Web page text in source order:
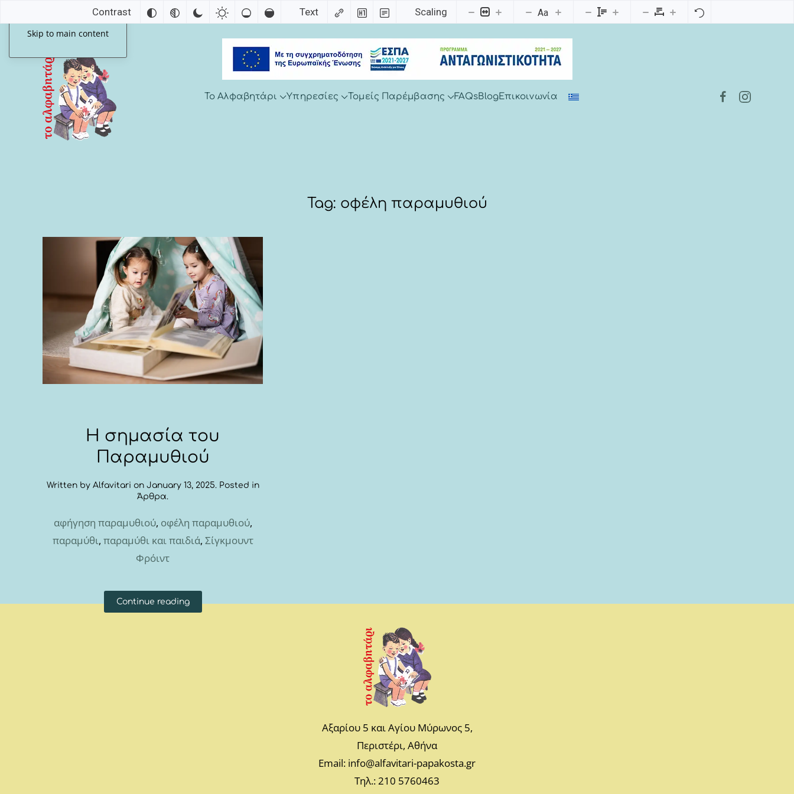
Contrast Text Scaling
Aa
Skip to main content
Το Αλφαβητάρι Υπηρεσίες Τομείς Παρέμβασης FAQsBlogΕπικοινωνία
Tag: οφέλη παραμυθιού
Η σημασία του
Παραμυθιού
Written by Alfavitari on January 13, 2025. Posted in
Άρθρα.
αφήγηση παραμυθιού, οφέλη παραμυθιού,
παραμύθι, παραμύθι και παιδιά, Σίγκμουντ
Φρόιντ
Continue reading
Αξαρίου 5 και Αγίου Μύρωνος 5,
Περιστέρι, Αθήνα
Email: info@alfavitari-papakosta.gr
Τηλ.: 210 5760463